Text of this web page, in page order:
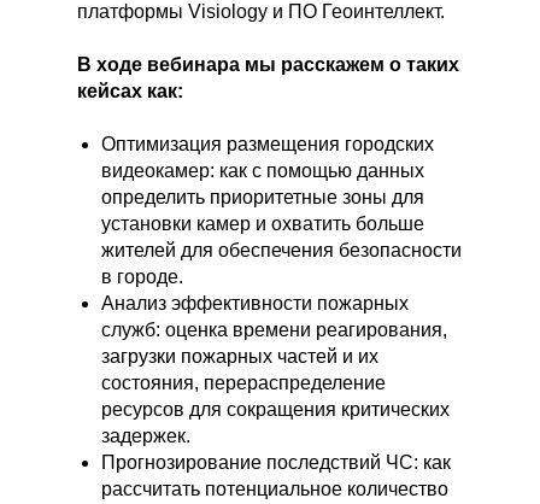
платформы Visiology и ПО Геоинтеллект.
В ходе вебинара мы расскажем о таких
кейсах как:
Оптимизация размещения городских
видеокамер: как с помощью данных
определить приоритетные зоны для
установки камер и охватить больше
жителей для обеспечения безопасности
в городе.
Анализ эффективности пожарных
служб: оценка времени реагирования,
загрузки пожарных частей и их
состояния, перераспределение
ресурсов для сокращения критических
задержек.
Прогнозирование последствий ЧС: как
рассчитать потенциальное количество